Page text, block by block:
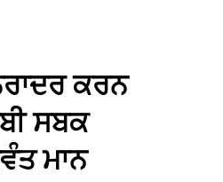
ਕਰਨ
ਸਬਕ
ਮਾਨ